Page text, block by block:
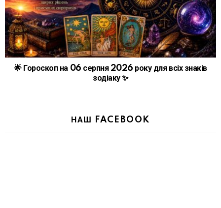
🌟 Гороскоп на 06 серпня 2026 року для всіх знаків
зодіаку ✨
НАШ FACEBOOK